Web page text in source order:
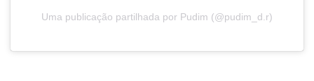
Uma publicação partilhada por Pudim (@pudim_d.r)